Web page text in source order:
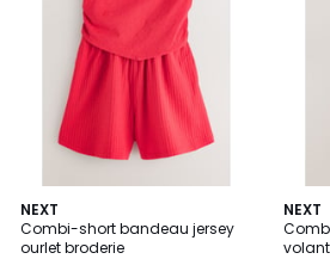
NEXT
Combi-short bandeau jersey
ourlet broderie
2
Couleurs
NEXT